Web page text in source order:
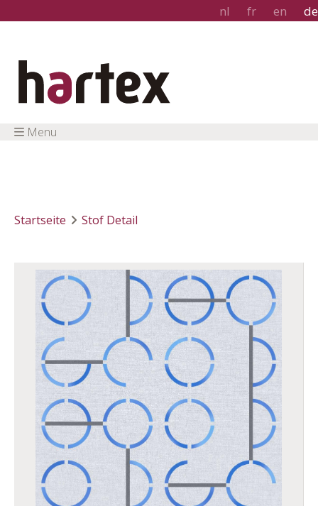
nl fr en de
Menu
Startseite Stof Detail